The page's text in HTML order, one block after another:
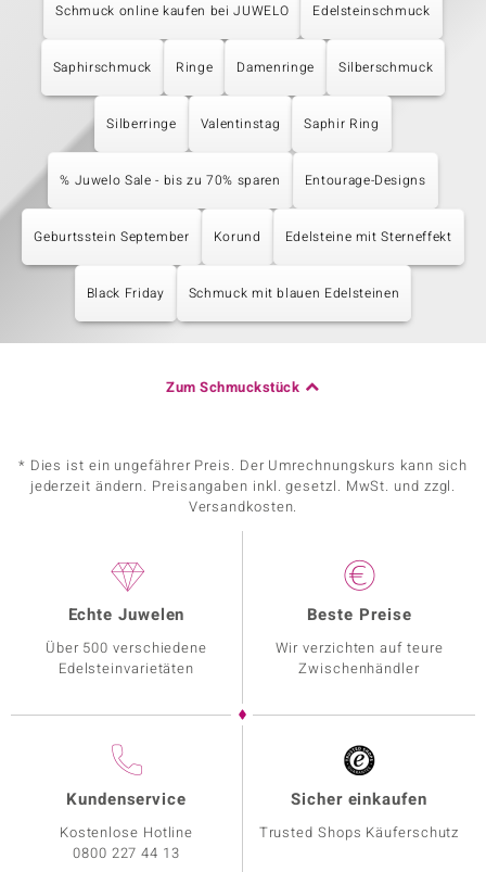
Schmuck online kaufen bei JUWELO Edelsteinschmuck
Saphirschmuck Ringe Damenringe Silberschmuck
Silberringe Valentinstag Saphir Ring
% Juwelo Sale - bis zu 70% sparen Entourage-Designs
Geburtsstein September Korund Edelsteine mit Sterneffekt
Black Friday Schmuck mit blauen Edelsteinen
Zum Schmuckstück
* Dies ist ein ungefährer Preis. Der Umrechnungskurs kann sich
jederzeit ändern. Preisangaben inkl. gesetzl. MwSt. und zzgl.
Versandkosten.
Echte Juwelen
Über 500 verschiedene
Edelsteinvarietäten
Beste Preise
Wir verzichten auf teure
Zwischenhändler
Kundenservice
Kostenlose Hotline
0800 227 44 13
Sicher einkaufen
Trusted Shops Käuferschutz